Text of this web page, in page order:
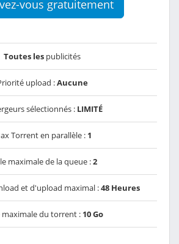
vous gratuitement
Toutes les publicités
upload :Aucune
sélectionnés : LIMITÉ
Torrent en parallèle : 1
maximale de la queue :2
et d'upload maximal :48 Heures
maximale du torrent : 10 Go